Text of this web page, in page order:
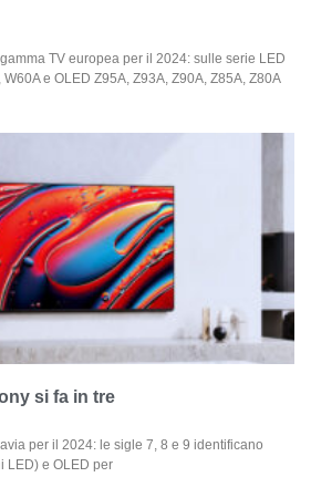
TV europea per il 2024: sulle serie LED
e OLED Z95A, Z93A, Z90A, Z85A, Z80A
si fa in tre
per il 2024: le sigle 7, 8 e 9 identificano
LED) e OLED per